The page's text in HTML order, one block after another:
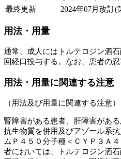
最終更新
2024年07月改訂(
用法・用量
通常、成人にはトルテロジン酒
回経口投与する。なお、患者の
用法・用量に関連する注意
（用法及び用量に関連する注意）
腎障害がある患者、肝障害があ
抗生物質を併用及びアゾール系
ムＰ４５０分子種＜ＣＹＰ３Ａ
者においては、トルテロジン酒